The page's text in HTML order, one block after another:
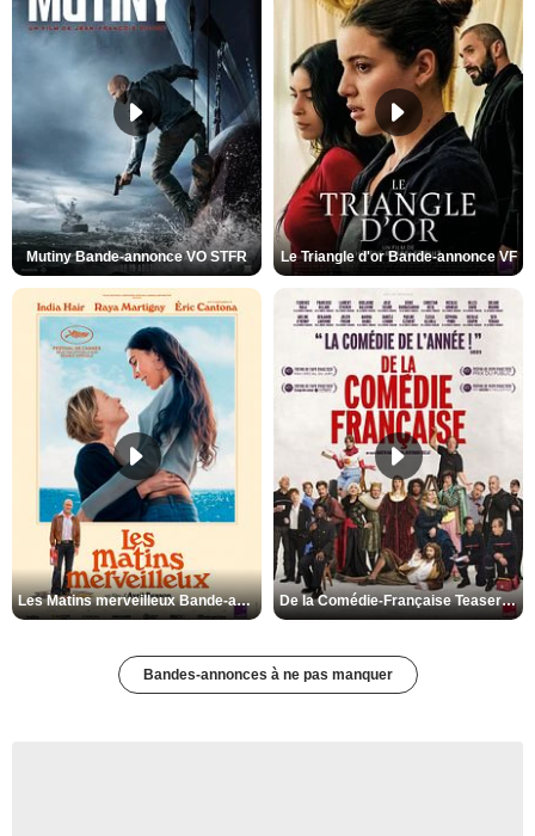
Mutiny Bande-annonce VO STFR Le Triangle d'or Bande-annonce VF
Les Matins merveilleux Bande-annonce VF De la Comédie-Française Teaser VF
Bandes-annonces à ne pas manquer